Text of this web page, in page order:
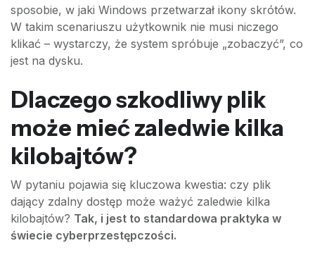
sposobie, w jaki Windows przetwarzał ikony skrótów.
W takim scenariuszu użytkownik nie musi niczego
klikać – wystarczy, że system spróbuje „zobaczyć”, co
jest na dysku.
Dlaczego szkodliwy plik
może mieć zaledwie kilka
kilobajtów?
W pytaniu pojawia się kluczowa kwestia: czy plik
dający zdalny dostęp może ważyć zaledwie kilka
kilobajtów? Tak, i jest to standardowa praktyka w
świecie cyberprzestępczości.